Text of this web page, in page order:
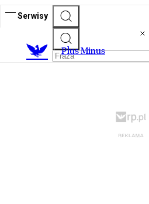
Serwisy
Plus Minus